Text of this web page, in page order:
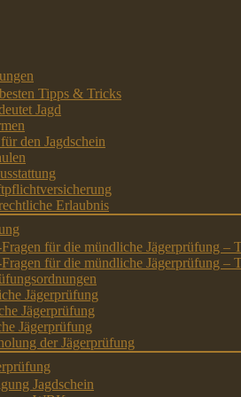
Tipps & Tricks
Jagd
den Jagdschein
Erlaubnis
für die mündliche Jägerprüfung –
für die mündliche Jägerprüfung –
Jägerprüfung
Jägerprüfung
Jägerprüfung
der Jägerprüfung
Jagdschein